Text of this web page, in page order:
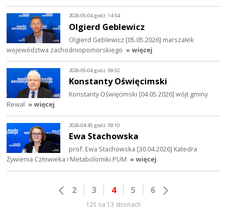
2026-05-04, godz. 14:54
Olgierd Geblewicz
Olgierd Geblewicz [05.05.2026] marszałek
województwa zachodniopomorskiego » więcej
2026-05-04, godz. 09:02
Konstanty Oświęcimski
Konstanty Oświęcimski [04.05.2026] wójt gminy
Rewal » więcej
2026-04-30, godz. 09:10
Ewa Stachowska
prof. Ewa Stachowska [30.04.2026] Katedra
Żywienia Człowieka i Metabolomiki PUM » więcej
2 3 4 5 6
121 na 13 stronach